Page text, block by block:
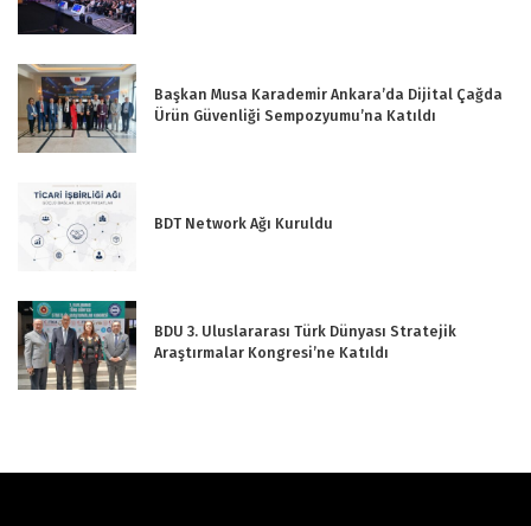
Başkan Musa Karademir Ankara’da Dijital Çağda
Ürün Güvenliği Sempozyumu’na Katıldı
BDT Network Ağı Kuruldu
BDU 3. Uluslararası Türk Dünyası Stratejik
Araştırmalar Kongresi’ne Katıldı